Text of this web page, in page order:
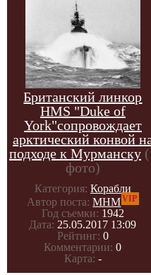
Британский линкор
HMS "Duke of
York"сопровождает
арктический конвой
подходе к Мурманску
фото)
Категория: Корабли
Автор поста: МНМVIP
Год съемки: 1942
Дата: 25.05.2017 13:09
Рейтинг: 0
Комментарии: 0
Карта: -